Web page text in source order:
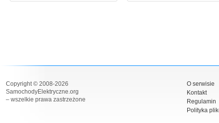
Copyright © 2008-2026
SamochodyElektryczne.org
– wszelkie prawa zastrzeżone
O serwisie
Kontakt
Regulamin
Polityka